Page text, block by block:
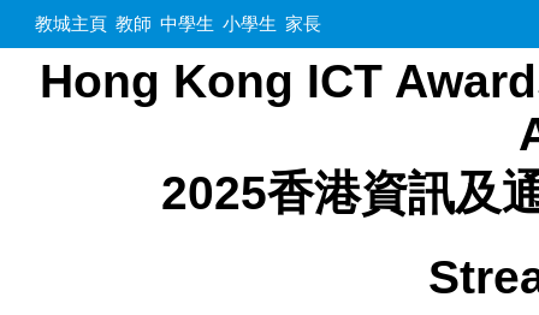
教城主頁 教師 中學生 小學生 家長
Hong Kong ICT
2025香港資訊及